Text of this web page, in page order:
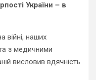
України – в
війні, наших
з медичними
висловив вдячність